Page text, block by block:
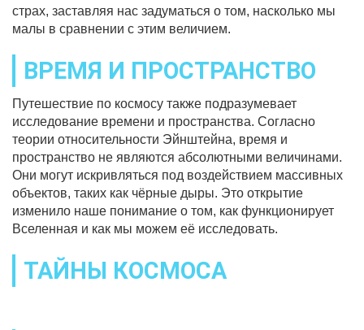
страх, заставляя нас задуматься о том, насколько мы
малы в сравнении с этим величием.
ВРЕМЯ И ПРОСТРАНСТВО
Путешествие по космосу также подразумевает
исследование времени и пространства. Согласно
теории относительности Эйнштейна, время и
пространство не являются абсолютными величинами.
Они могут искривляться под воздействием массивных
объектов, таких как чёрные дыры. Это открытие
изменило наше понимание о том, как функционирует
Вселенная и как мы можем её исследовать.
ТАЙНЫ КОСМОСА